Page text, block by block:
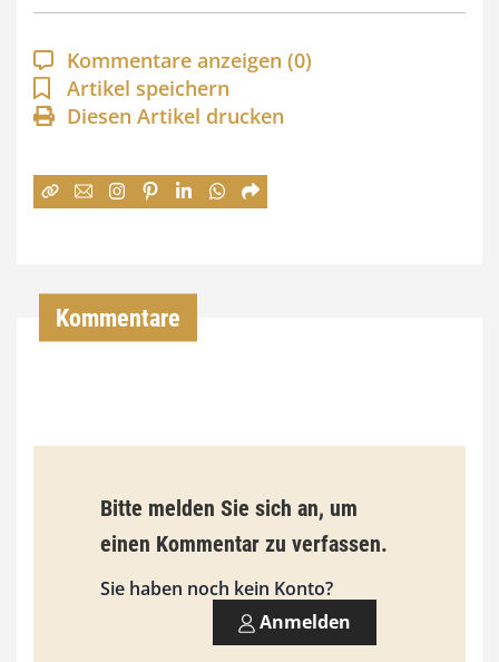
p
a
n
n
:
€
i
s
9
Kommentare anzeigen (0)
Artikel speichern
Diesen Artikel drucken
Kommentare
Bitte melden Sie sich an, um
einen Kommentar zu verfassen.
Sie haben noch kein Konto?
Anmelden